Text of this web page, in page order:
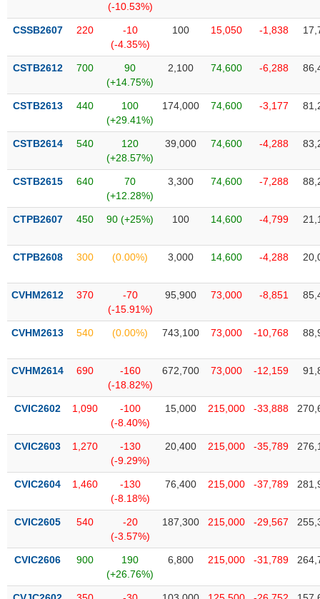
(-10.53%)
CSSB2607 220
-10
(-4.35%)
100 15,050 -1,838
CSTB2612 700
90
(+14.75%)
2,100 74,600 -6,288
CSTB2613 440
100
(+29.41%)
174,000 74,600 -3,177
CSTB2614 540
120
(+28.57%)
39,000 74,600 -4,288
CSTB2615 640
70
(+12.28%)
3,300 74,600 -7,288
CTPB2607 450 90 (+25%) 100 14,600 -4,799
CTPB2608 300 (0.00%) 3,000 14,600 -4,288
CVHM2612 370
-70
(-15.91%)
95,900 73,000 -8,851
CVHM2613 540 (0.00%) 743,100 73,000 -10,768
CVHM2614 690
-160
(-18.82%)
672,700 73,000 -12,159
CVIC2602 1,090
-100
(-8.40%)
15,000 215,000 -33,888
CVIC2603 1,270
-130
(-9.29%)
20,400 215,000 -35,789
CVIC2604 1,460
-130
(-8.18%)
76,400 215,000 -37,789
CVIC2605 540
-20
(-3.57%)
187,300 215,000 -29,567
CVIC2606 900
190
(+26.76%)
6,800 215,000 -31,789
thông
tài
liệu
tài